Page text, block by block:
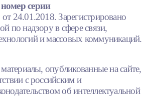
серии
24.01.2018. Зарегистрировано
по надзору в сфере связи,
и массовых коммуникаций.
опубликованные на сайте,
с российским и
об интеллектуальной